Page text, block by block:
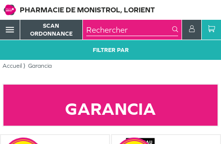
PHARMACIE DE MONISTROL, LORIENT
menu
SCAN
ORDONNANCE
Accueil Garancia
FILTRER PAR
GARANCIA